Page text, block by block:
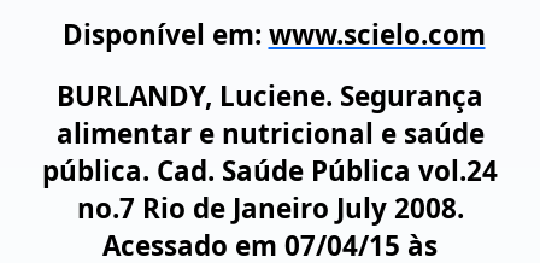
Disponível em: www.scielo.com
BURLANDY, Luciene. Segurança
alimentar e nutricional e saúde
pública. Cad. Saúde Pública vol.24
no.7 Rio de Janeiro July 2008.
Acessado em 07/04/15 às